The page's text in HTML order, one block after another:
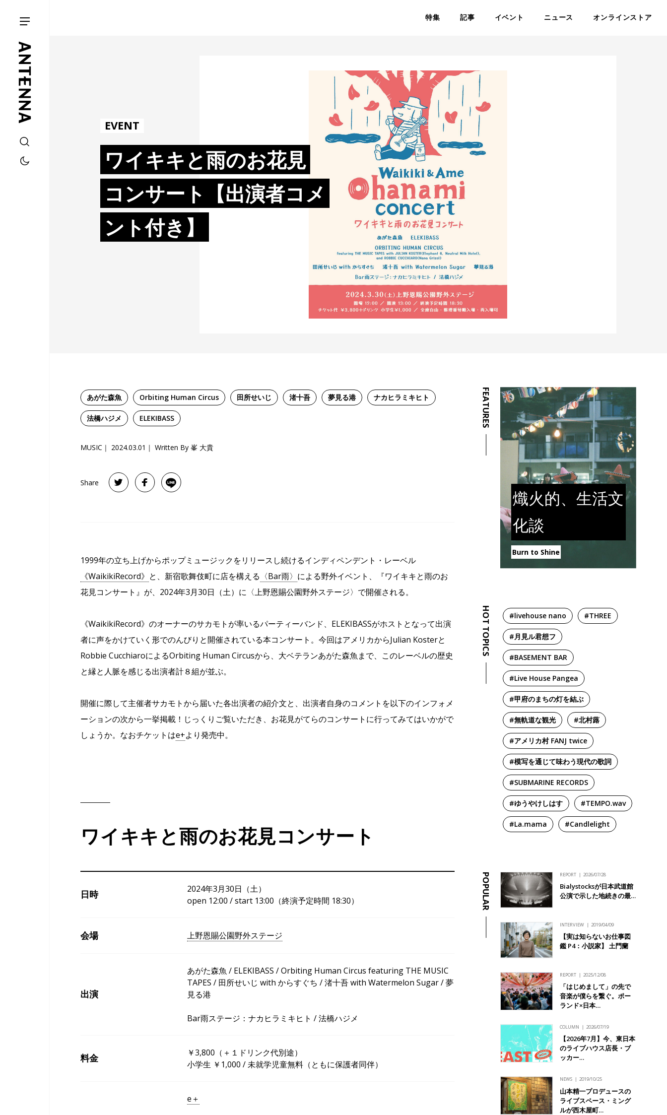
特集 記事 イベント ニュース オンラインストア
EVENT
ワイキキと雨のお花見
コンサート【出演者コメ
ント付き】
あがた森魚 Orbiting Human Circus 田所せいじ 渚十吾 夢見る港 ナカヒラミキヒト
法橋ハジメ ELEKIBASS
MUSIC 2024.03.01 Written By 峯 大貴
Share
1999年の立ち上げからポップミュージックをリリースし続けるインディペンデント・レーベル
《WaikikiRecord》 と、新宿歌舞伎町に店を構える 〈Bar雨〉 による野外イベント、『ワイキキと雨のお
花見コンサート』が、2024年3月30日（土）に〈上野恩賜公園野外ステージ〉で開催される。
《WaikikiRecord》のオーナーのサカモトが率いるパーティーバンド、ELEKIBASSがホストとなって出演
者に声をかけていく形でのんびりと開催されている本コンサート。今回はアメリカからJulian Kosterと
Robbie CucchiaroによるOrbiting Human Circusから、大ベテランあがた森魚まで、このレーベルの歴史
と縁と人脈を感じる出演者計８組が並ぶ。
開催に際して主催者サカモトから届いた各出演者の紹介文と、出演者自身のコメントを以下のインフォメ
ーションの次から一挙掲載！じっくりご覧いただき、お花見がてらのコンサートに行ってみてはいかがで
しょうか。なおチケットはe+より発売中。
ワイキキと雨のお花見コンサート
日時
2024年3月30日（土）
open 12:00 / start 13:00（終演予定時間 18:30）
会場 上野恩賜公園野外ステージ
出演
あがた森魚 / ELEKIBASS / Orbiting Human Circus featuring THE MUSIC
TAPES / 田所せいじ with からすぐち / 渚十吾 with Watermelon Sugar / 夢
見る港
Bar雨ステージ：ナカヒラミキヒト / 法橋ハジメ
料金
￥3,800（＋１ドリンク代別途）
小学生 ￥1,000 / 未就学児童無料（ともに保護者同伴）
e＋
FEATURES
熾火的、生活文
化談
Burn to Shine
HOT TOPICS #livehouse nano #THREE
#月見ル君想フ
#BASEMENT BAR
#Live House Pangea
#甲府のまちの灯を結ぶ
#無軌道な観光 #北村蕗
#アメリカ村 FANJ twice
#模写を通じて味わう現代の歌詞
#SUBMARINE RECORDS
#ゆうやけしはす #TEMPO.wav
#La.mama #Candlelight
POPULAR REPORT 2026/07/28
Bialystocksが日本武道館
公演で示した地続きの最…
INTERVIEW 2019/04/09
【実は知らないお仕事図
鑑 P4：小説家】 土門蘭
REPORT 2025/12/08
「はじめまして」の先で
音楽が僕らを繋ぐ。ポー
ランド×日本…
COLUMN 2026/07/19
【2026年7月】今、東日本
のライブハウス店長・ブ
ッカー…
NEWS 2019/10/25
山本精一プロデュースの
ライブスペース・ミング
ルが西木屋町…